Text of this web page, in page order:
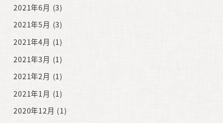
2021年6月 (3)
2021年5月 (3)
2021年4月 (1)
2021年3月 (1)
2021年2月 (1)
2021年1月 (1)
2020年12月 (1)